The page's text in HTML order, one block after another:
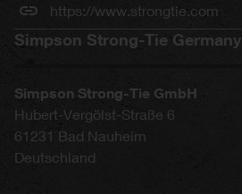
https://www.strongtie.com
Simpson Strong-Tie Germany
Simpson Strong-Tie GmbH
Hubert-Vergölst-Straße 6
61231 Bad Nauheim
Deutschland